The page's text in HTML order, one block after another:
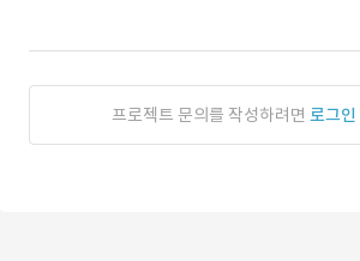
프로젝트 문의를 작성하려면 로그인